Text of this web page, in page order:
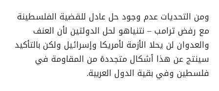
ومن التحديات عدم وجود حل عادل للقضية الفلسطينة
مع رفض ترامب – نتنياهو لحل الدولتين لأن العنف
والعدوان لن يحلا الأزمة لأمريكا وإسرائيل ولكن بالتأكيد
سينتج عن هذا أشكال متجددة من المقاومة في
فلسطين وفي بقية الدول العربية.